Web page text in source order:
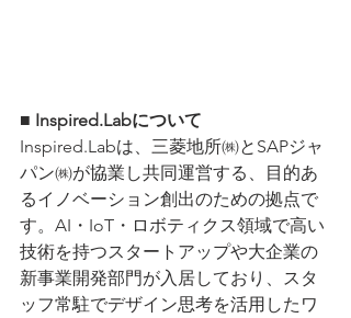
■ Inspired.Labについて
Inspired.Labは、三菱地所㈱とSAPジャ
パン㈱が協業し共同運営する、目的あ
るイノベーション創出のための拠点で
す。AI・IoT・ロボティクス領域で高い
技術を持つスタートアップや大企業の
新事業開発部門が入居しており、スタ
ッフ常駐でデザイン思考を活用したワ